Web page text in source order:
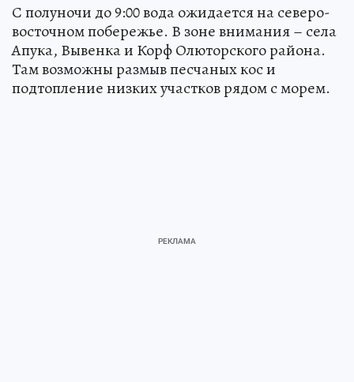
С полуночи до 9:00 вода ожидается на северо-
восточном побережье. В зоне внимания – села
Апука, Вывенка и Корф Олюторского района.
Там возможны размыв песчаных кос и
подтопление низких участков рядом с морем.